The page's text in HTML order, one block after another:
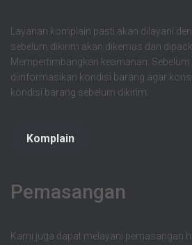
Layanan komplain pasti akan dilayani
sebelum dikirim akan dikemas dan
Mempertimbangkan keamanan.
diinformasikan kondisi barang agar
kondisi barang sebelum dikirim.
Komplain
Pemasangan
Kami juga dapat melayani pemasangan